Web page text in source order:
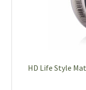
HD Life Style